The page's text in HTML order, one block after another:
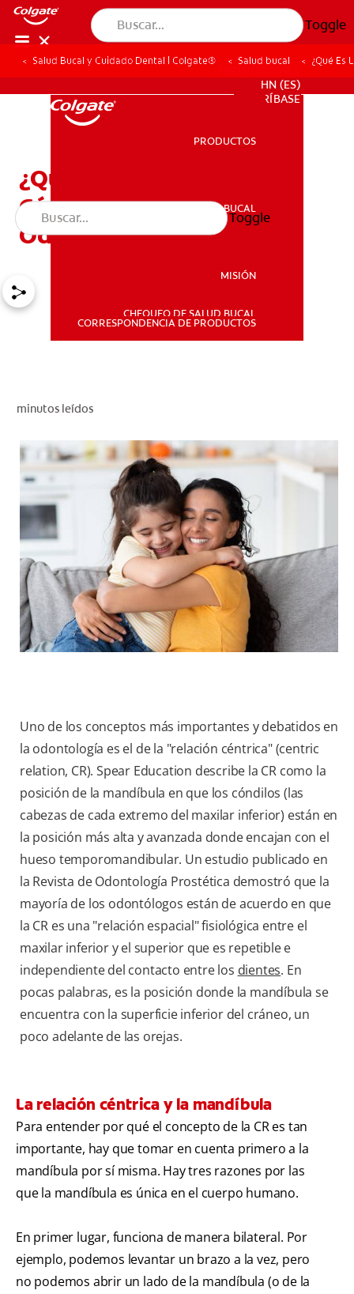
Toggle
SALUD BUCAL
PROMOCIONES
HN (ES)
SUSCRÍBASE
PRODUCTOS
SALUD BUCAL
MISIÓN
CHEQUEO DE SALUD BUCAL
CORRESPONDENCIA DE PRODUCTOS
Toggle
Salud Bucal y Cuidado Dental | Colgate® Salud bucal ¿Qué Es
¿Qué Es La Relación
Céntrica En La
Odontología?
minutos leídos
Uno de los conceptos más importantes y debatidos en
la odontología es el de la "relación céntrica" (centric
relation, CR). Spear Education describe la CR como la
posición de la mandíbula en que los cóndilos (las
cabezas de cada extremo del maxilar inferior) están en
la posición más alta y avanzada donde encajan con el
hueso temporomandibular. Un estudio publicado en
la Revista de Odontología Prostética demostró que la
mayoría de los odontólogos están de acuerdo en que
la CR es una "relación espacial" fisiológica entre el
maxilar inferior y el superior que es repetible e
independiente del contacto entre los dientes. En
pocas palabras, es la posición donde la mandíbula se
encuentra con la superficie inferior del cráneo, un
poco adelante de las orejas.
La relación céntrica y la mandíbula
Para entender por qué el concepto de la CR es tan
importante, hay que tomar en cuenta primero a la
mandíbula por sí misma. Hay tres razones por las
que la mandíbula es única en el cuerpo humano.
En primer lugar, funciona de manera bilateral. Por
ejemplo, podemos levantar un brazo a la vez, pero
no podemos abrir un lado de la mandíbula (o de la